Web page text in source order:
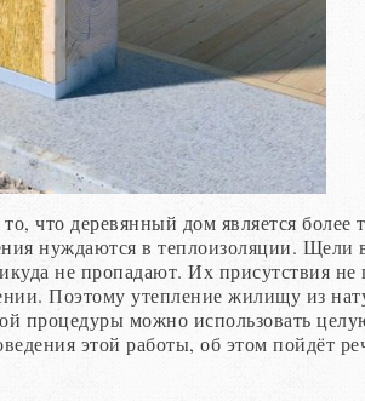
что деревянный дом является более
нуждаются в теплоизоляции. Щели
не пропадают. Их присутствия не
Поэтому утепление жилищу из
процедуры можно использовать
этой работы, об этом пойдёт